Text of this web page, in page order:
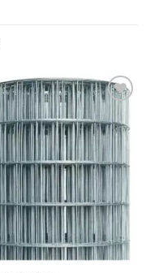
Añadir
lista de
deseos